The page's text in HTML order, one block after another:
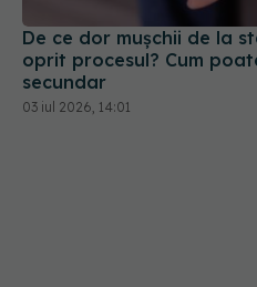
De ce dor mușchii de la
oprit procesul? Cum
secundar
03 iul 2026, 14:01